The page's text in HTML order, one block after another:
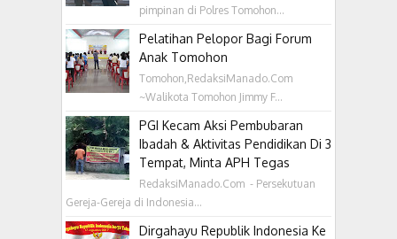
pimpinan di Polres Tomohon...
Pelatihan Pelopor Bagi Forum
Anak Tomohon
Tomohon,RedaksiManado.Com
~Walikota Tomohon Jimmy F...
PGI Kecam Aksi Pembubaran
Ibadah & Aktivitas Pendidikan Di 3
Tempat, Minta APH Tegas
RedaksiManado.Com - Persekutuan
Gereja-Gereja di Indonesia...
Dirgahayu Republik Indonesia Ke